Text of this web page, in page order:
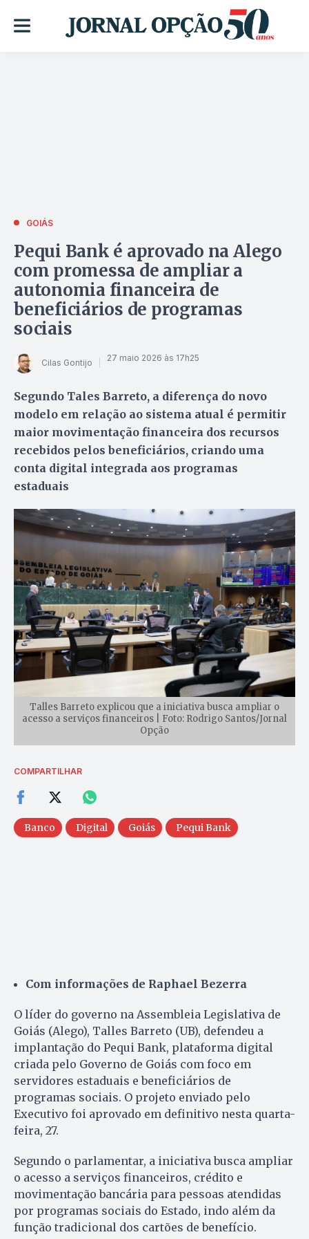
GOIÁS
Pequi Bank é aprovado na Alego
com promessa de ampliar a
autonomia financeira de
beneficiários de programas
sociais
Cilas Gontijo 27 maio 2026 às 17h25
Segundo Tales Barreto, a diferença do novo
modelo em relação ao sistema atual é permitir
maior movimentação financeira dos recursos
recebidos pelos beneficiários, criando uma
conta digital integrada aos programas
estaduais
Talles Barreto explicou que a iniciativa busca ampliar o
acesso a serviços financeiros | Foto: Rodrigo Santos/Jornal
Opção
COMPARTILHAR
Banco Digital Goiás Pequi Bank
Com informações de Raphael Bezerra
O líder do governo na Assembleia Legislativa de
Goiás (Alego), Talles Barreto (UB), defendeu a
implantação do Pequi Bank, plataforma digital
criada pelo Governo de Goiás com foco em
servidores estaduais e beneficiários de
programas sociais. O projeto enviado pelo
Executivo foi aprovado em definitivo nesta quarta-
feira, 27.
Segundo o parlamentar, a iniciativa busca ampliar
o acesso a serviços financeiros, crédito e
movimentação bancária para pessoas atendidas
por programas sociais do Estado, indo além da
função tradicional dos cartões de benefício.